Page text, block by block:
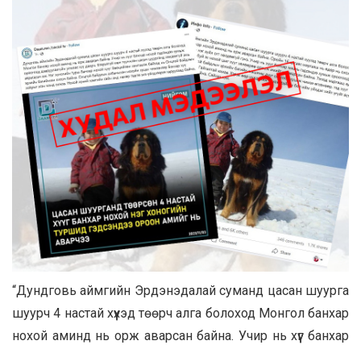
“Дундговь аймгийн Эрдэнэдалай суманд цасан шуурга
шуурч 4 настай хүүхэд төөрч алга болоход Монгол банхар
нохой аминд нь орж аварсан байна. Учир нь хүүг банхар